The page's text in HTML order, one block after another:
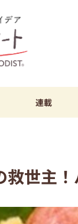
連載
救世主